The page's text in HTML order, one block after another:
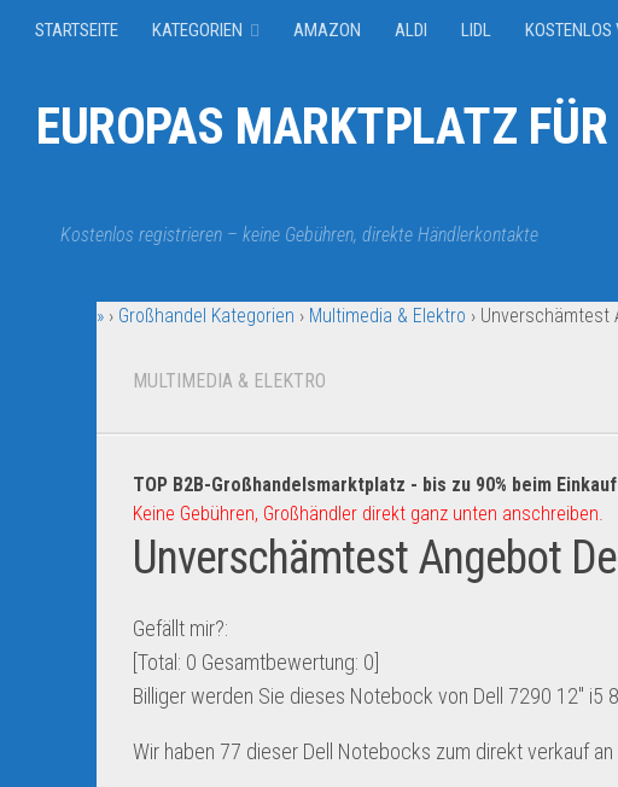
STARTSEITE KATEGORIEN AMAZON ALDI LIDL KOSTENLOS
EUROPAS MARKTPLATZ
Kostenlos registrieren – keine Gebühren, direkte Händlerkontakte
» › Großhandel Kategorien › Multimedia & Elektro › Unverschämtest
MULTIMEDIA & ELEKTRO
TOP B2B-Großhandelsmarktplatz - bis zu 90% beim
Keine Gebühren, Großhändler direkt ganz unten anschreiben.
Unverschämtest Angebot
Gefällt mir?:
[Total: 0 Gesamtbewertung: 0
Billiger werden Sie dieses Notebock von Dell 7290 12″ i5
Wir haben 77 dieser Dell Notebocks zum direkt verkauf